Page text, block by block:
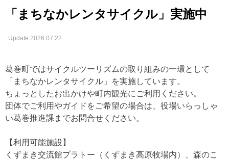
「まちなかレンタサイクル」実施中
Update 2026.07.22
葛巻町ではサイクルツーリズムの取り組みの一環として
「まちなかレンタサイクル」を実施しています。
ちょっとしたお出かけや町内観光にご利用ください。
団体でご利用やガイドをご希望の場合は、役場いらっしゃ
い葛巻推進課までお問合せください。
【利用可能施設】
くずまき交流館プラトー（くずまき高原牧場内）、森のこ